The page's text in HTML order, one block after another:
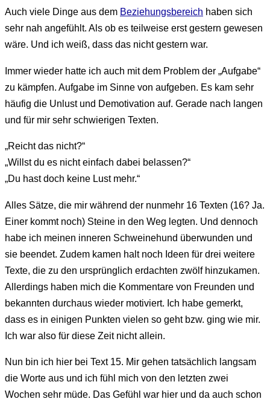
Auch viele Dinge aus dem Beziehungsbereich haben sich
sehr nah angefühlt. Als ob es teilweise erst gestern gewesen
wäre. Und ich weiß, dass das nicht gestern war.
Immer wieder hatte ich auch mit dem Problem der „Aufgabe“
zu kämpfen. Aufgabe im Sinne von aufgeben. Es kam sehr
häufig die Unlust und Demotivation auf. Gerade nach langen
und für mir sehr schwierigen Texten.
„Reicht das nicht?“
„Willst du es nicht einfach dabei belassen?“
„Du hast doch keine Lust mehr.“
Alles Sätze, die mir während der nunmehr 16 Texten (16? Ja.
Einer kommt noch) Steine in den Weg legten. Und dennoch
habe ich meinen inneren Schweinehund überwunden und
sie beendet. Zudem kamen halt noch Ideen für drei weitere
Texte, die zu den ursprünglich erdachten zwölf hinzukamen.
Allerdings haben mich die Kommentare von Freunden und
bekannten durchaus wieder motiviert. Ich habe gemerkt,
dass es in einigen Punkten vielen so geht bzw. ging wie mir.
Ich war also für diese Zeit nicht allein.
Nun bin ich hier bei Text 15. Mir gehen tatsächlich langsam
die Worte aus und ich fühl mich von den letzten zwei
Wochen sehr müde. Das Gefühl war hier und da auch schon